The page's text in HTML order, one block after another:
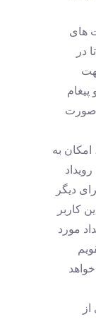
های
در
پیغام
صورت
امکان به
دیگر
کاربر
مورد